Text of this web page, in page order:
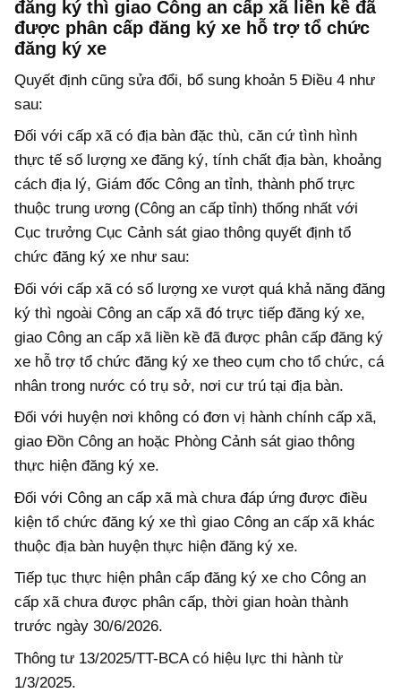
đăng ký thì giao Công an cấp xã liền kề đã
được phân cấp đăng ký xe hỗ trợ tổ chức
đăng ký xe
Quyết định cũng sửa đổi, bổ sung khoản 5 Điều 4 như
sau:
Đối với cấp xã có địa bàn đặc thù, căn cứ tình hình
thực tế số lượng xe đăng ký, tính chất địa bàn, khoảng
cách địa lý, Giám đốc Công an tỉnh, thành phố trực
thuộc trung ương (Công an cấp tỉnh) thống nhất với
Cục trưởng Cục Cảnh sát giao thông quyết định tổ
chức đăng ký xe như sau:
Đối với cấp xã có số lượng xe vượt quá khả năng đăng
ký thì ngoài Công an cấp xã đó trực tiếp đăng ký xe,
giao Công an cấp xã liền kề đã được phân cấp đăng ký
xe hỗ trợ tổ chức đăng ký xe theo cụm cho tổ chức, cá
nhân trong nước có trụ sở, nơi cư trú tại địa bàn.
Đối với huyện nơi không có đơn vị hành chính cấp xã,
giao Đồn Công an hoặc Phòng Cảnh sát giao thông
thực hiện đăng ký xe.
Đối với Công an cấp xã mà chưa đáp ứng được điều
kiện tổ chức đăng ký xe thì giao Công an cấp xã khác
thuộc địa bàn huyện thực hiện đăng ký xe.
Tiếp tục thực hiện phân cấp đăng ký xe cho Công an
cấp xã chưa được phân cấp, thời gian hoàn thành
trước ngày 30/6/2026.
Thông tư 13/2025/TT-BCA có hiệu lực thi hành từ
1/3/2025.